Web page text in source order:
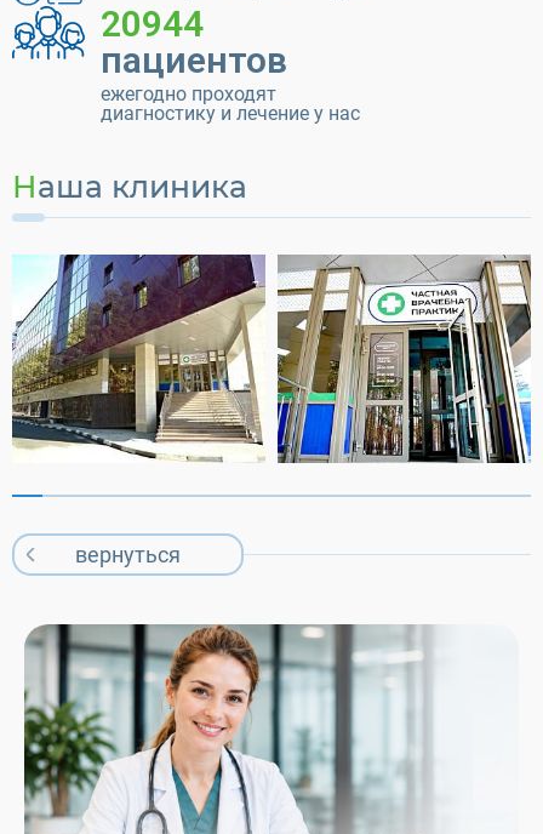
20944
пациентов
ежегодно проходят
диагностику и лечение у нас
Наша клиника
вернуться